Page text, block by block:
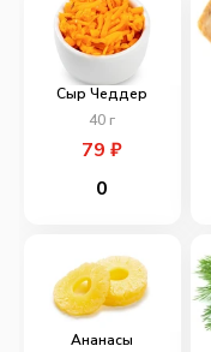
Сыр Чеддер
40 г
79₽
0
Ананасы